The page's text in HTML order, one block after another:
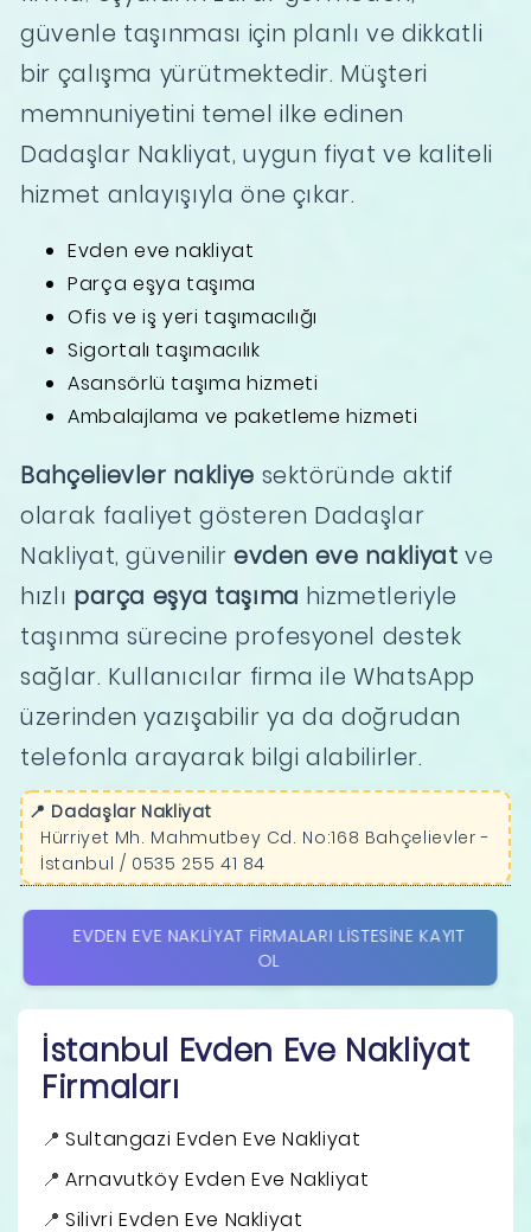
güvenle taşınması için planlı ve dikkatli
bir çalışma yürütmektedir. Müşteri
memnuniyetini temel ilke edinen
Dadaşlar Nakliyat, uygun fiyat ve kaliteli
hizmet anlayışıyla öne çıkar.
Evden eve nakliyat
Parça eşya taşıma
Ofis ve iş yeri taşımacılığı
Sigortalı taşımacılık
Asansörlü taşıma hizmeti
Ambalajlama ve paketleme hizmeti
Bahçelievler nakliye sektöründe aktif
olarak faaliyet gösteren Dadaşlar
Nakliyat, güvenilir evden eve nakliyat ve
hızlı parça eşya taşıma hizmetleriyle
taşınma sürecine profesyonel destek
sağlar. Kullanıcılar firma ile WhatsApp
üzerinden yazışabilir ya da doğrudan
telefonla arayarak bilgi alabilirler.
📍 Dadaşlar Nakliyat
Hürriyet Mh. Mahmutbey Cd. No:168 Bahçelievler -
İstanbul / 0535 255 41 84
EVDEN EVE NAKLIYAT FIRMALARI LISTESINE KAYIT
OL
İstanbul Evden Eve Nakliyat
Firmaları
Sultangazi Evden Eve Nakliyat
Arnavutköy Evden Eve Nakliyat
Silivri Evden Eve Nakliyat